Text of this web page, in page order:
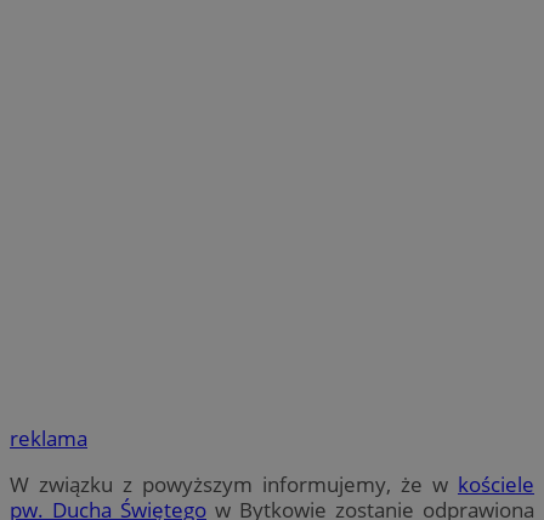
reklama
W związku z powyższym informujemy, że w kościele
pw. Ducha Świętego w Bytkowie zostanie odprawiona